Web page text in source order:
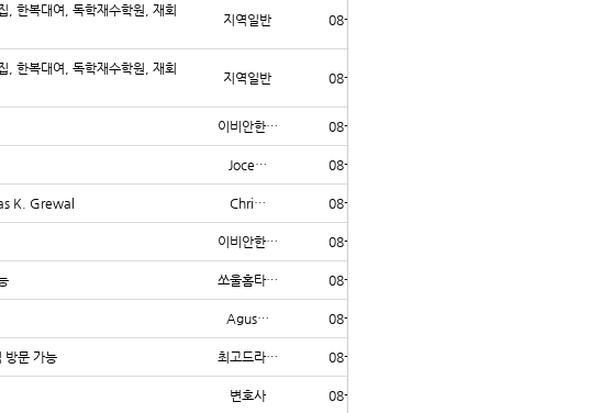
, 한복대여, 독학재수학원, 재회
지역일반 08-02
, 한복대여, 독학재수학원, 재회
지역일반 08-02
이비안한… 08-02
Joce… 08-02
K. Grewal Chri… 08-02
이비안한… 08-02
쏘울홈타… 08-02
Agus… 08-02
방문 가능 최고드라… 08-02
변호사 08-02